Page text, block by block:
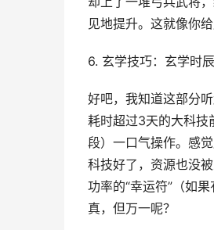
见地提升。这就像你
6. 玄学技巧：玄学时
好吧，我知道这部分
耗时超过3天的大科技
段）一口气操作。感
科技好了，资源也没
功率的“幸运符”（如
真，但万一呢？